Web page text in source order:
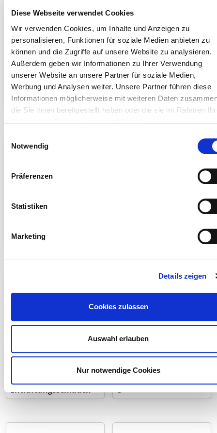
Diese Webseite verwendet Cookies
Wir verwenden Cookies, um Inhalte und Anzeigen zu
personalisieren, Funktionen für soziale Medien anbieten zu
können und die Zugriffe auf unsere Website zu analysieren.
Außerdem geben wir Informationen zu Ihrer Verwendung
unserer Website an unsere Partner für soziale Medien,
Werbung und Analysen weiter. Unsere Partner führen diese
Informationen möglicherweise mit weiteren Daten
die Sie ihnen bereitgestellt haben oder die sie im Rahmen
Notwendig
Präferenzen
Statistiken
Marketing
Details zeigen
Cookies zulassen
Auswahl erlauben
Nur notwendige Cookies
Wand- und
Kaminanschluss
Taubenspikes
Uni-Tape
Dach-
Entlüftungsschlauch
e